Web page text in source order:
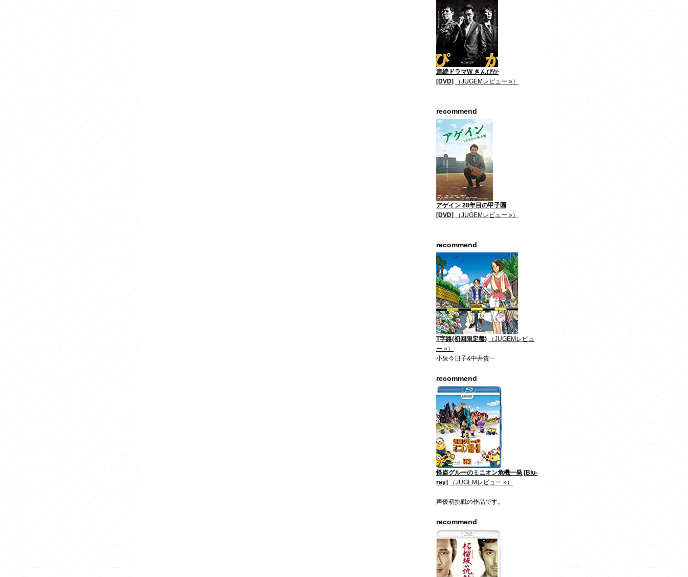
連続ドラマW きんぴか
[DVD]
（JUGEMレビュー »）
recommend
アゲイン 28年目の甲子園
[DVD]
（JUGEMレビュー »）
recommend
T字路(初回限定盤)
（JUGEMレビュ
ー »）
小泉今日子&中井貴一
recommend
怪盗グルーのミニオン危機一発 [Blu-
ray]
（JUGEMレビュー »）
声優初挑戦の作品です。
recommend